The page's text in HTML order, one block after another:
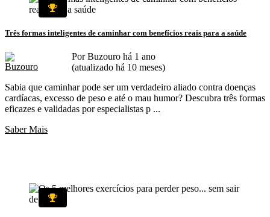
Três formas inteligentes de caminhar com benefícios reais para a saúde
Por Buzouro há 1 ano
(atualizado há 10 meses)
Sabia que caminhar pode ser um verdadeiro aliado contra doenças
cardíacas, excesso de peso e até o mau humor? Descubra três formas
eficazes e validadas por especialistas p ...
Saber Mais